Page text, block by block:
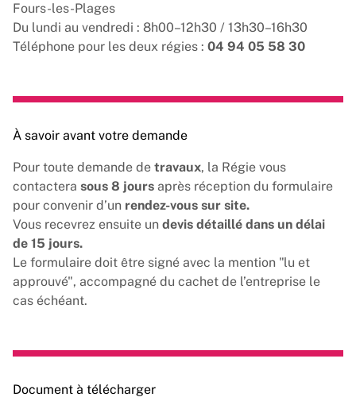
Fours-les-Plages
Du lundi au vendredi : 8h00–12h30 / 13h30–16h30
Téléphone pour les deux régies : 04 94 05 58 30
À savoir avant votre demande
Pour toute demande de travaux, la Régie vous
contactera sous 8 jours après réception du formulaire
pour convenir d’un rendez-vous sur site.
Vous recevrez ensuite un devis détaillé dans un délai
de 15 jours.
Le formulaire doit être signé avec la mention "lu et
approuvé", accompagné du cachet de l’entreprise le
cas échéant.
Document à télécharger